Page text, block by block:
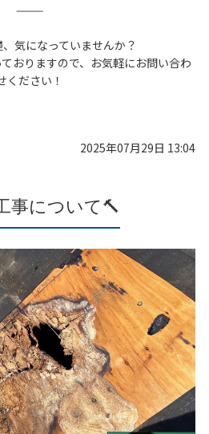
⸻
気になっていませんか？
おりますので、お気軽にお問い合わ
ください！
2025年07月29日 13:04
事について🔨